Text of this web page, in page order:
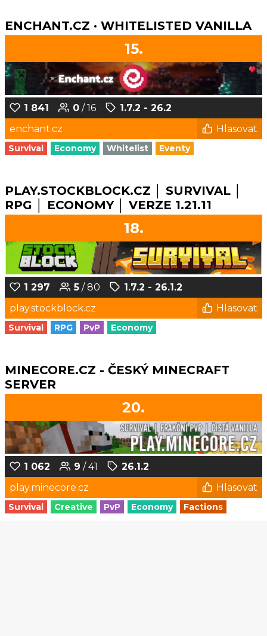
ENCHANT.CZ · WHITELISTED VANILLA
15.
1 841 0 / 16
1.7.2 - 26.2
enchant.cz
Hlasovat
Survival Economy Whitelist Eventy
PLAY.STOCKBLOCK.CZ │ SURVIVAL │
RPG │ ECONOMY │ VERZE 1.21.11
18.
1 297 5 / 80
1.7.2 - 26.1.2
play.stockblock.cz
Hlasovat
Survival RPG PvP Economy
MINECORE.CZ - ČESKÝ MINECRAFT
SERVER
20.
1 062 9 / 41
26.1.2
play.minecore.cz
Hlasovat
Survival Creative PvP Economy Factions